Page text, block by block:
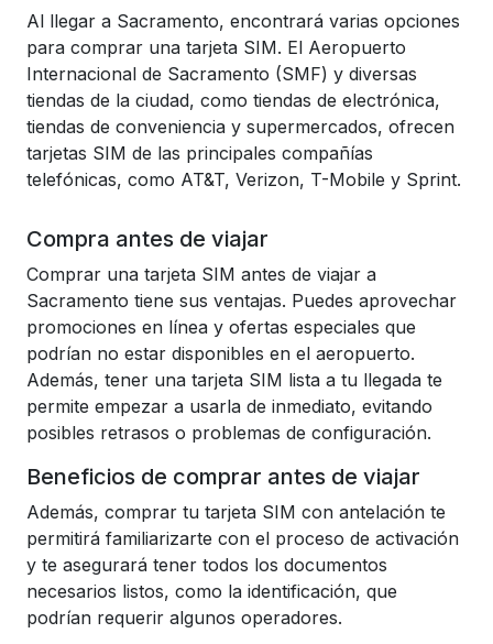
Al llegar a Sacramento, encontrará varias opciones
para comprar una tarjeta SIM. El Aeropuerto
Internacional de Sacramento (SMF) y diversas
tiendas de la ciudad, como tiendas de electrónica,
tiendas de conveniencia y supermercados, ofrecen
tarjetas SIM de las principales compañías
telefónicas, como AT&T, Verizon, T-Mobile y Sprint.
Compra antes de viajar
Comprar una tarjeta SIM antes de viajar a
Sacramento tiene sus ventajas. Puedes aprovechar
promociones en línea y ofertas especiales que
podrían no estar disponibles en el aeropuerto.
Además, tener una tarjeta SIM lista a tu llegada te
permite empezar a usarla de inmediato, evitando
posibles retrasos o problemas de configuración.
Beneficios de comprar antes de viajar
Además, comprar tu tarjeta SIM con antelación te
permitirá familiarizarte con el proceso de activación
y te asegurará tener todos los documentos
necesarios listos, como la identificación, que
podrían requerir algunos operadores.